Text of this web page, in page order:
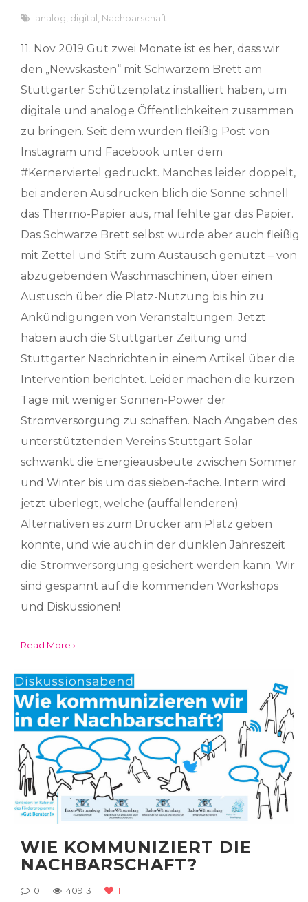
analog, digital, Nachbarschaft
11. Nov 2019 Gut zwei Monate ist es her, dass wir
den „Newskasten“ mit Schwarzem Brett am
Stuttgarter Schützenplatz installiert haben, um
digitale und analoge Öffentlichkeiten zusammen
zu bringen. Seit dem wurden fleißig Post von
Instagram und Facebook unter dem
#Kernerviertel gedruckt. Manches leider doppelt,
bei anderen Ausdrucken blich die Sonne schnell
das Thermo-Papier aus, mal fehlte gar das Papier.
Das Schwarze Brett selbst wurde aber auch fleißig
mit Zettel und Stift zum Austausch genutzt – von
abzugebenden Waschmaschinen, über einen
Austusch über die Platz-Nutzung bis hin zu
Ankündigungen von Veranstaltungen. Jetzt
haben auch die Stuttgarter Zeitung und
Stuttgarter Nachrichten in einem Artikel über die
Intervention berichtet. Leider machen die kurzen
Tage mit weniger Sonnen-Power der
Stromversorgung zu schaffen. Nach Angaben des
unterstütztenden Vereins Stuttgart Solar
schwankt die Energieausbeute zwischen Sommer
und Winter bis um das sieben-fache. Intern wird
jetzt überlegt, welche (auffallenderen)
Alternativen es zum Drucker am Platz geben
könnte, und wie auch in der dunklen Jahreszeit
die Stromversorgung gesichert werden kann. Wir
sind gespannt auf die kommenden Workshops
und Diskussionen!
Read More ›
WIE KOMMUNIZIERT DIE
NACHBARSCHAFT?
0 40913 1